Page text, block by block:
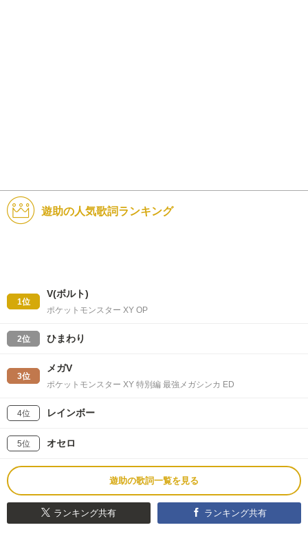
遊助の人気歌詞ランキング
1位
V(ボルト)
ポケットモンスター XY OP
2位 ひまわり
3位
メガV
ポケットモンスター XY 特別編 最強メガシンカ ED
4位 レインボー
5位 オセロ
遊助の歌詞一覧を見る
ランキング共有 ランキング共有